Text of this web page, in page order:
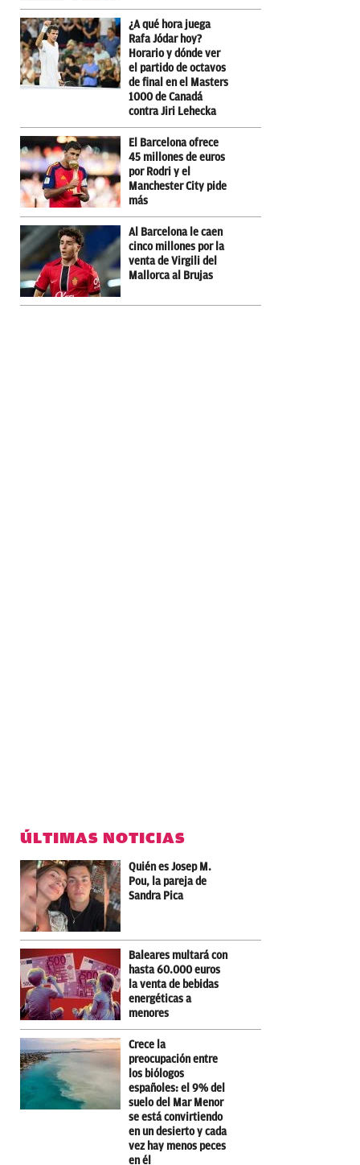
¿A qué hora juega
Rafa Jódar hoy?
Horario y dónde ver
el partido de octavos
de final en el Masters
1000 de Canadá
contra Jiri Lehecka
El Barcelona ofrece
45 millones de euros
por Rodri y el
Manchester City pide
más
Al Barcelona le caen
cinco millones por la
venta de Virgili del
Mallorca al Brujas
ÚLTIMAS NOTICIAS
Quién es Josep M.
Pou, la pareja de
Sandra Pica
Baleares multará con
hasta 60.000 euros
la venta de bebidas
energéticas a
menores
Crece la
preocupación entre
los biólogos
españoles: el 9% del
suelo del Mar Menor
se está convirtiendo
en un desierto y cada
vez hay menos peces
en él